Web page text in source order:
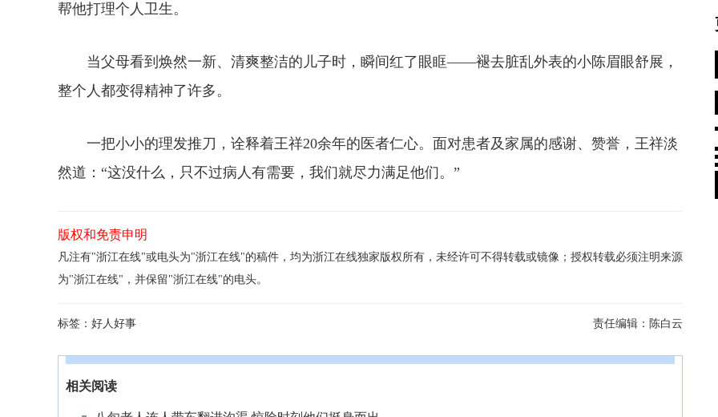
帮他打理个人卫生。
当父母看到焕然一新、清爽整洁的儿子时，瞬间红了眼眶——褪去脏乱外表的小陈眉眼舒展，
整个人都变得精神了许多。
一把小小的理发推刀，诠释着王祥20余年的医者仁心。面对患者及家属的感谢、赞誉，王祥淡
然道：“这没什么，只不过病人有需要，我们就尽力满足他们。”
版权和免责申明
凡注有"浙江在线"或电头为"浙江在线"的稿件，均为浙江在线独家版权所有，未经许可不得转载或镜像；授权转载必须注明来源
为"浙江在线"，并保留"浙江在线"的电头。
标签： 好人好事 责任编辑： 陈白云
相关阅读